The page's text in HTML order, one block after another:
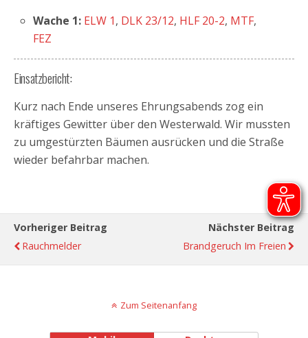
Wache 1: ELW 1, DLK 23/12, HLF 20-2, MTF,
FEZ
Einsatzbericht:
Kurz nach Ende unseres Ehrungsabends zog ein
kräftiges Gewitter über den Westerwald. Wir mussten
zu umgestürzten Bäumen ausrücken und die Straße
wieder befahrbar machen.
Vorheriger Beitrag
Rauchmelder
Nächster Beitrag
Brandgeruch Im Freien
Zum Seitenanfang